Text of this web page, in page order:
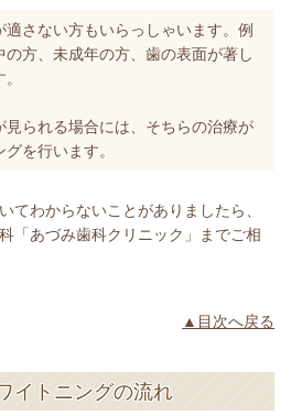
さない方もいらっしゃいます。例
方、未成年の方、歯の表面が著し
見られる場合には、そちらの治療が
を行います。
てわからないことがありましたら、
「あづみ歯科クリニック」までご相
▲目次へ戻る
イトニングの流れ